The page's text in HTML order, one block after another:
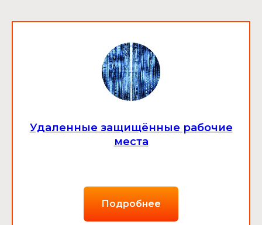
Удаленные защищённые рабочие
места
Подробнее